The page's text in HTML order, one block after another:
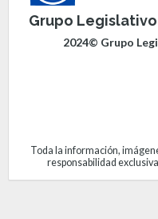
Grupo Legislativo
2024© Grupo
Toda la información,
responsabilidad